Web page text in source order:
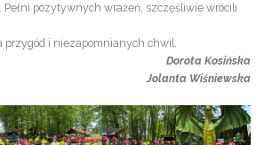
pozytywnych wrażeń, szczęśliwie wrócili
przygód i niezapomnianych chwil.
Dorota Kosińska
Jolanta Wiśniewska